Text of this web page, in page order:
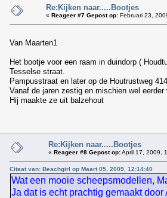
Re:Kijken naar.....Bootjes
« Reageer #7 Gepost op: Februari 23,
Van Maarten1
Het bootje voor een raam in duindorp (
Tesselse straat. Hij
Pampusstraat en later op de Houtrustweg 414
Vanaf de jaren zestig en mischien wel
Hij maakte ze uit balzehout
Re:Kijken naar.....Bootjes
« Reageer #8 Gepost op:April 17, 2009,
Citaat van: Beachgirl op Maart 05, 2009, 12:14:40
Wat een mooie scheepsmodellen,
Ja dat is echt prachtig gemaakt door